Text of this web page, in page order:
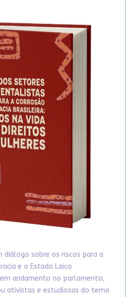
sobre os riscos para a
e o Estado Laico
andamento no parlamento,
ativistas e estudiosas do tema